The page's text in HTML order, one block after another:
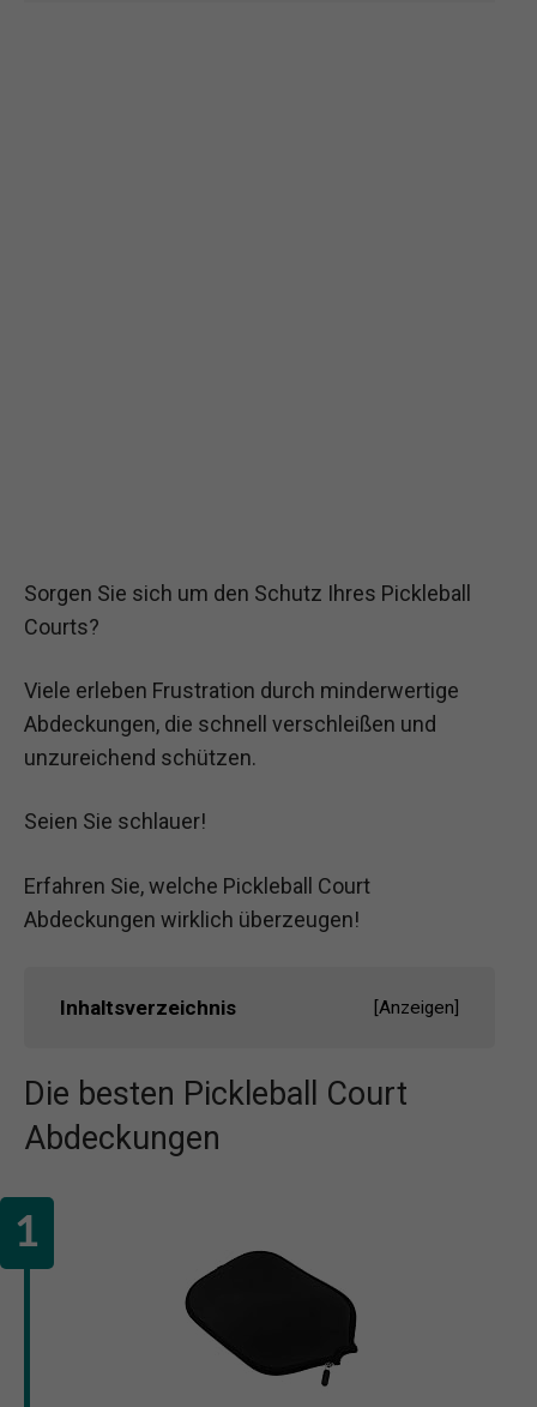
Sorgen Sie sich um den Schutz Ihres Pickleball
Courts?
Viele erleben Frustration durch minderwertige
Abdeckungen, die schnell verschleißen und
unzureichend schützen.
Seien Sie schlauer!
Erfahren Sie, welche Pickleball Court
Abdeckungen wirklich überzeugen!
Inhaltsverzeichnis [Anzeigen]
Die besten Pickleball Court
Abdeckungen